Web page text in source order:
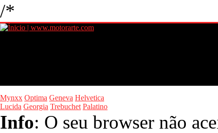
/*
Mynxx Optima Geneva Helvetica
Lucida Georgia Trebuchet Palatino
Info: O seu browser não